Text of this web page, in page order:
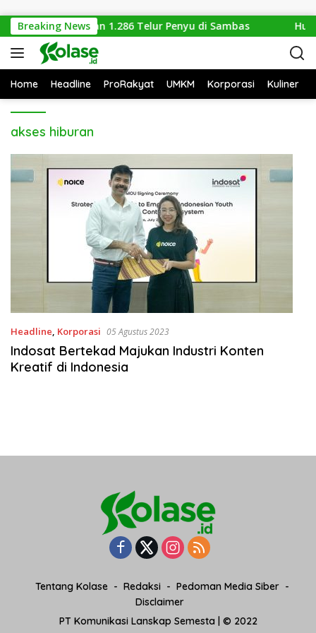
Breaking News
Amankan 1.286 Telur Penyu di Sambas
Home Headline ProRakyat UMKM Korporasi Kuliner
akses hiburan
Headline, Korporasi 05 Agustus 2023
Indosat Bertekad Majukan Industri Konten
Kreatif di Indonesia
Tentang Kolase Redaksi
Pedoman Media Siber
Disclaimer
PT Komunikasi Lanskap Semesta | © 2022